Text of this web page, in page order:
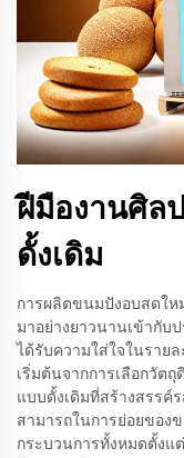
ฝีมืองานศิล
ดั้งเดิม
การผลิตขนมปังอบสดให
มาอย่างยาวนานเข้ากับ
ได้รับความใส่ใจในราย
เริ่มต้นจากการเลือกวัต
แบบดั้งเดิมที่สร้างสรร
สามารถในการย่อยของ
กระบวนการทั้งหมดตั้งแ